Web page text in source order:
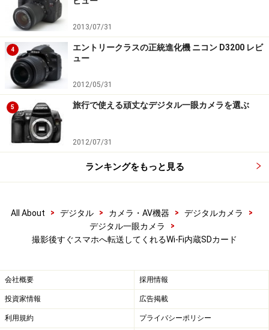
ブラウザから写真を転送
ドライブとしてFlashAirから写真を一括転
送
FlashAirの2015年3月にリリースされた「SD-WEシリー
ズ」は、FlashAirをパソコン上にドライブとして認識が可
て、複数のファイルを一括で転送が可能です。なお、フ
ァイル管理ソフトでは、通常のファイルのように、写真
ん。
利用方法は、初めの一回は設定のためパソコンにて
FlashAir設定ソフトウェアを起動し、パソコンにFlashAir
2013/07/31
4
エントリークラスの正統進化機 ニコン D3200 レビ
ュー
2012/05/31
5 旅行で使える頑丈なデジタル一眼カメラを選ぶ
2012/07/31
ランキングをもっと見る
All About > デジタル > カメラ・AV機器 > デジタルカメラ
>
デジタル一眼カメラ
>
撮影後すぐスマホへ転送してくれるWi-Fi内蔵SDカード
会社概要 採用情報
投資家情報 広告掲載
利用規約 プライバシーポリシー